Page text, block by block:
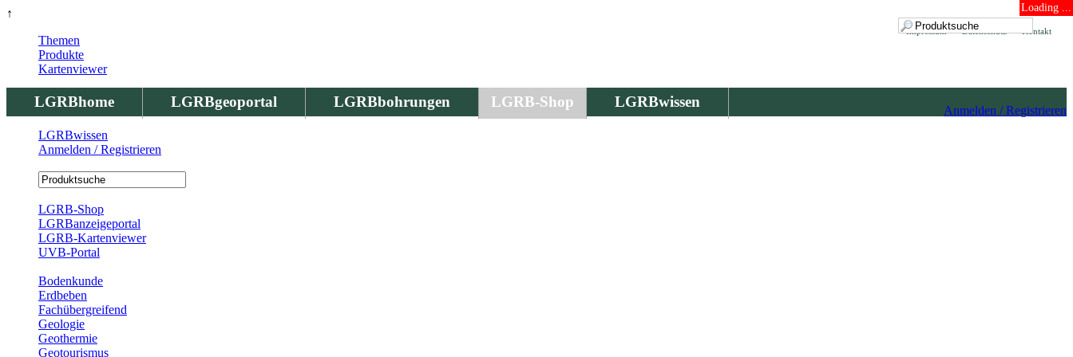
↑ Loading ...
Kontakt
Datenschutz
Impressum
LGRBhome LGRBgeoportal LGRBbohrungen LGRB-Shop LGRBwissen
Anmelden / Registrieren
Themen
Produkte
Kartenviewer
LGRBwissen
Anmelden / Registrieren
LGRB-Shop
LGRBanzeigeportal
LGRB-Kartenviewer
UVB-Portal
Bodenkunde
Erdbeben
Fachübergreifend
Geologie
Geothermie
Geotourismus